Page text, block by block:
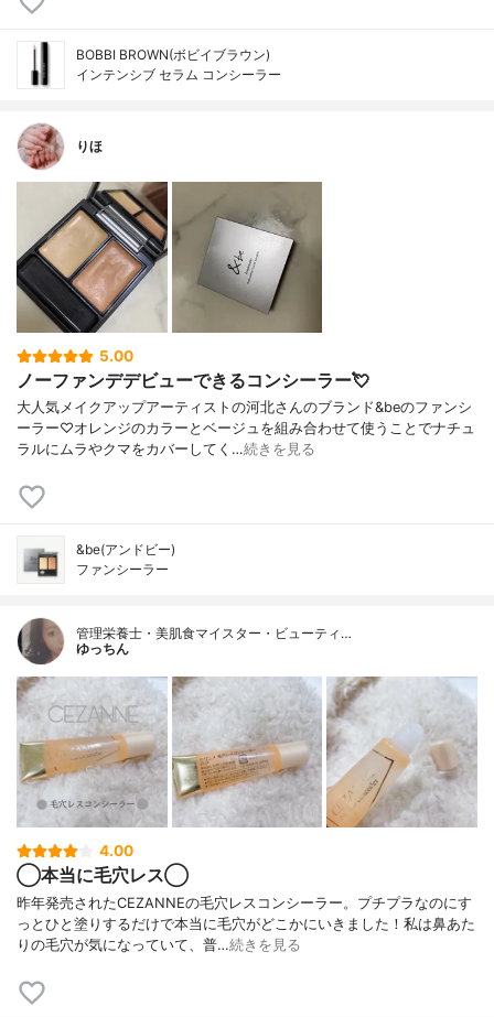
BOBBI BROWN(ボビイブラウン)
インテンシブ セラム コンシーラー
りほ
5.00
ノーファンデデビューできるコンシーラー💘
大人気メイクアップアーティストの河北さんのブランド&beのファンシ
ーラー♡オレンジのカラーとベージュを組み合わせて使うことでナチュ
ラルにムラやクマをカバーしてく…続きを見る
&be(アンドビー)
ファンシーラー
管理栄養士・美肌食マイスター・ビューティ…
ゆっちん
4.00
◯本当に毛穴レス◯
昨年発売されたCEZANNEの毛穴レスコンシーラー。プチプラなのにす
っとひと塗りするだけで本当に毛穴がどこかにいきました！私は鼻あた
りの毛穴が気になっていて、普…続きを見る